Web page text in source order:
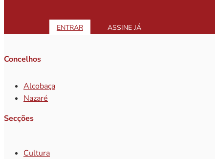
ENTRAR ASSINE JÁ
Concelhos
Alcobaça
Nazaré
Secções
Cultura